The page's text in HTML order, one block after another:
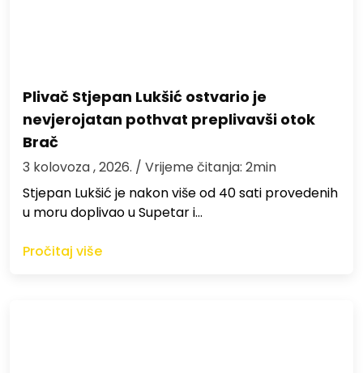
Plivač Stjepan Lukšić ostvario je
nevjerojatan pothvat preplivavši otok
Brač
3 kolovoza , 2026. / Vrijeme čitanja: 2min
St​jepan Lukšić je nakon više od 40 sati provedenih
u moru doplivao u Supetar i…
Pročitaj više